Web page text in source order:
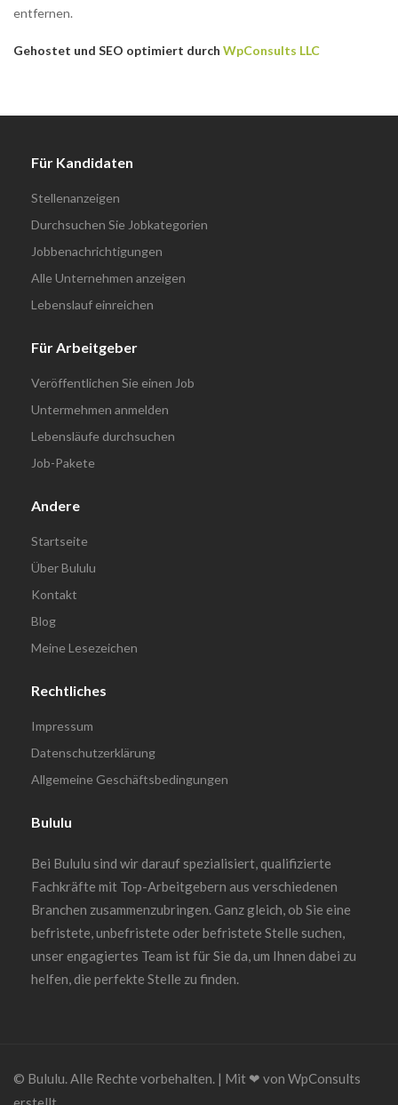
entfernen.
Gehostet und SEO optimiert durch WpConsults LLC
Für Kandidaten
Stellenanzeigen
Durchsuchen Sie Jobkategorien
Jobbenachrichtigungen
Alle Unternehmen anzeigen
Lebenslauf einreichen
Für Arbeitgeber
Veröffentlichen Sie einen Job
Untermehmen anmelden
Lebensläufe durchsuchen
Job-Pakete
Andere
Startseite
Über Bululu
Kontakt
Blog
Meine Lesezeichen
Rechtliches
Impressum
Datenschutzerklärung
Allgemeine Geschäftsbedingungen
Bululu
Bei Bululu sind wir darauf spezialisiert, qualifizierte
Fachkräfte mit Top-Arbeitgebern aus verschiedenen
Branchen zusammenzubringen. Ganz gleich, ob Sie eine
befristete, unbefristete oder befristete Stelle suchen,
unser engagiertes Team ist für Sie da, um Ihnen dabei zu
helfen, die perfekte Stelle zu finden.
© Bululu. Alle Rechte vorbehalten. | Mit ❤︎ von WpConsults